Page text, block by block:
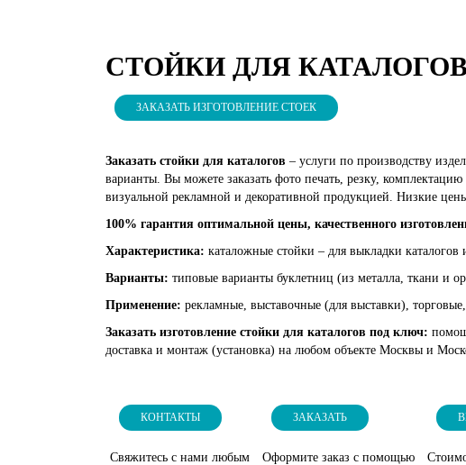
СТОЙКИ ДЛЯ
ЗАКАЗАТЬ ИЗГОТОВЛЕНИЕ СТОЕК
Заказать стойки для каталогов – услуги по производству
варианты. Вы можете заказать фото печать, резку,
визуальной рекламной и декоративной продукцией. Низкие
100% гарантия оптимальной цены, качественного
Характеристика: каталожные стойки – для выкладки
Варианты: типовые варианты буклетниц (из металла, ткани и
Применение: рекламные, выставочные (для выставки),
Заказать изготовление стойки для каталогов под ключ:
доставка и монтаж (установка) на любом объекте Москвы и
КОНТАКТЫ
Свяжитесь с нами любым
ЗАКАЗАТЬ
Оформите заказ с помощью